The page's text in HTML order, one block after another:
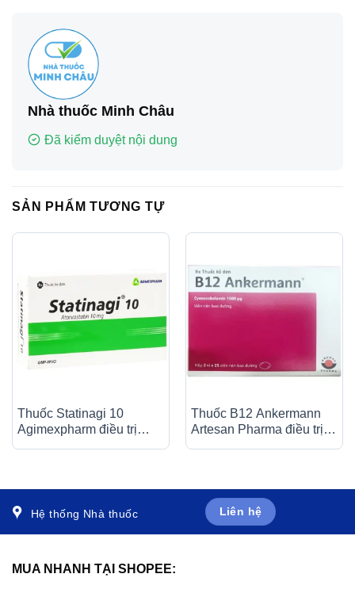
Nhà thuốc Minh Châu
Đã kiểm duyệt nội dung
SẢN PHẨM TƯƠNG TỰ
Thuốc Statinagi 10
Agimexpharm điều trị
tăng cholesterol máu,
Thuốc B12 Ankermann
Artesan Pharma điều trị
các bệnh thiếu máu, đau
Hệ thống Nhà thuốc Liên hệ
MUA NHANH TẠI SHOPEE: